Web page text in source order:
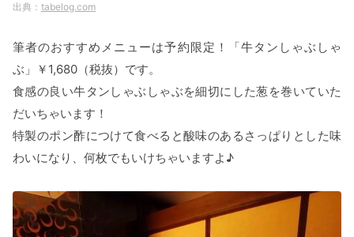
tabelog.com
筆者のおすすめメニューは予約限定！「牛タンしゃぶしゃ
ぶ」￥1,680（税抜）です。
食感の良い牛タンしゃぶしゃぶを細切にした葱を巻いていた
だいちゃいます！
特製のポン酢につけて食べると酸味のあるさっぱりとした味
わいになり、何枚でもいけちゃいますよ♪